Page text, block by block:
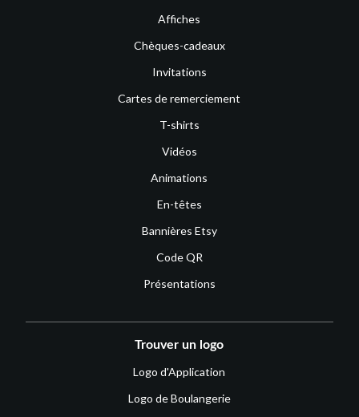
Affiches
Chèques-cadeaux
Invitations
Cartes de remerciement
T-shirts
Vidéos
Animations
En-têtes
Bannières Etsy
Code QR
Présentations
Trouver un logo
Logo d'Application
Logo de Boulangerie